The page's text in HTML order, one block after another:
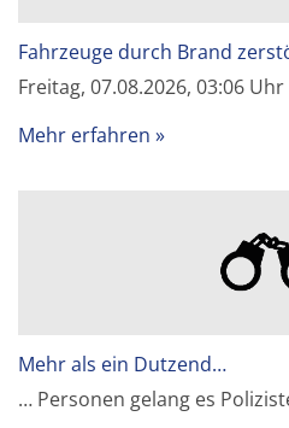
Fahrzeuge durch Brand
Freitag, 07.08.2026, 03:06 Uhr
Mehr erfahren
Mehr als ein Dutzend…
… Personen gelang es